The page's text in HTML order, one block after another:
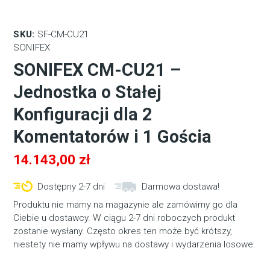
SKU: SF-CM-CU21
SONIFEX
SONIFEX CM-CU21 –
Jednostka o Stałej
Konfiguracji dla 2
Komentatorów i 1 Gościa
14.143,00 zł
Dostępny 2-7 dni
Darmowa dostawa!
Produktu nie mamy na magazynie ale zamówimy go dla
Ciebie u dostawcy. W ciągu 2-7 dni roboczych produkt
zostanie wysłany. Często okres ten może być krótszy,
niestety nie mamy wpływu na dostawy i wydarzenia losowe.